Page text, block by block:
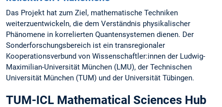
Das Projekt hat zum Ziel, mathematische Techniken
weiterzuentwickeln, die dem Verständnis physikalischer
Phänomene in korrelierten Quantensystemen dienen. Der
Sonderforschungsbereich ist ein transregionaler
Kooperationsverbund von Wissenschaftler:innen der Ludwig-
Maximilian-Universität München (LMU), der Technischen
Universität München (TUM) und der Universität Tübingen.
TUM-ICL Mathematical Sciences Hub